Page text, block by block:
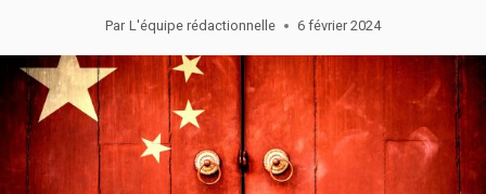
Par L'équipe rédactionnelle 6 février 2024